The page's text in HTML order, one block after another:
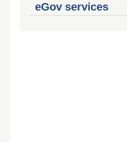
eGov services